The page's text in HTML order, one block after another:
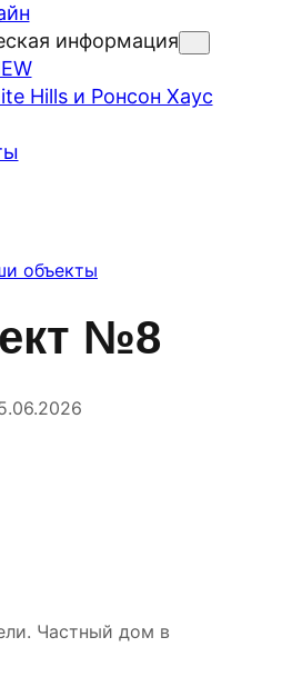
информация
Hills и Ронсон Хаус
объекты
№8
Частный дом в